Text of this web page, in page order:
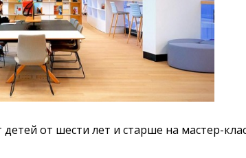
от шести лет и старше на мастер-